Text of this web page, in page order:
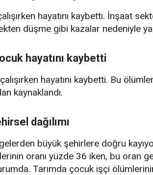
hayatını kaybetti. İnşaat
düşme gibi kazalar nedeniyle
hayatını kaybetti
hayatını kaybetti. Bu
kaynaklandı.
dağılımı
büyük şehirlere doğru
oranı yüzde 36 iken, bu oran
Tarımda çocuk işçi